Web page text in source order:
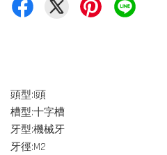
頭型:I頭
槽型:十字槽
牙型:機械牙
牙徑:M2